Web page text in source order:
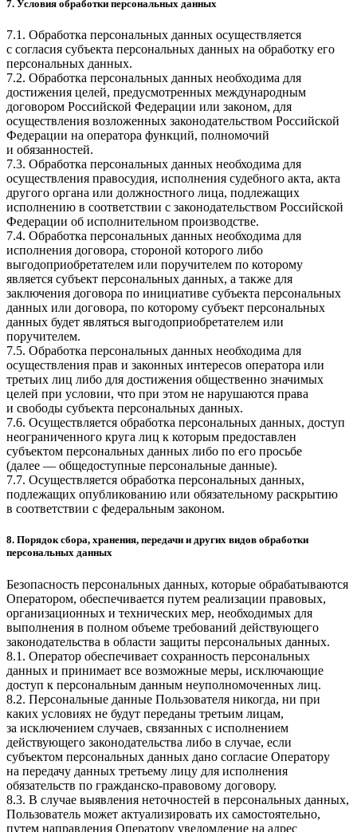
7. Условия обработки персональных данных
7.1. Обработка персональных данных осуществляется
с согласия субъекта персональных данных на обработку его
персональных данных.
7.2. Обработка персональных данных необходима для
достижения целей, предусмотренных международным
договором Российской Федерации или законом, для
осуществления возложенных законодательством Российской
Федерации на оператора функций, полномочий
и обязанностей.
7.3. Обработка персональных данных необходима для
осуществления правосудия, исполнения судебного акта, акта
другого органа или должностного лица, подлежащих
исполнению в соответствии с законодательством Российской
Федерации об исполнительном производстве.
7.4. Обработка персональных данных необходима для
исполнения договора, стороной которого либо
выгодоприобретателем или поручителем по которому
является субъект персональных данных, а также для
заключения договора по инициативе субъекта персональных
данных или договора, по которому субъект персональных
данных будет являться выгодоприобретателем или
поручителем.
7.5. Обработка персональных данных необходима для
осуществления прав и законных интересов оператора или
третьих лиц либо для достижения общественно значимых
целей при условии, что при этом не нарушаются права
и свободы субъекта персональных данных.
7.6. Осуществляется обработка персональных данных, доступ
неограниченного круга лиц к которым предоставлен
субъектом персональных данных либо по его просьбе
(далее — общедоступные персональные данные).
7.7. Осуществляется обработка персональных данных,
подлежащих опубликованию или обязательному раскрытию
в соответствии с федеральным законом.
8. Порядок сбора, хранения, передачи и других видов обработки
персональных данных
Безопасность персональных данных, которые обрабатываются
Оператором, обеспечивается путем реализации правовых,
организационных и технических мер, необходимых для
выполнения в полном объеме требований действующего
законодательства в области защиты персональных данных.
8.1. Оператор обеспечивает сохранность персональных
данных и принимает все возможные меры, исключающие
доступ к персональным данным неуполномоченных лиц.
8.2. Персональные данные Пользователя никогда, ни при
каких условиях не будут переданы третьим лицам,
за исключением случаев, связанных с исполнением
действующего законодательства либо в случае, если
субъектом персональных данных дано согласие Оператору
на передачу данных третьему лицу для исполнения
обязательств по гражданско-правовому договору.
8.3. В случае выявления неточностей в персональных данных,
Пользователь может актуализировать их самостоятельно,
путем направления Оператору уведомление на адрес